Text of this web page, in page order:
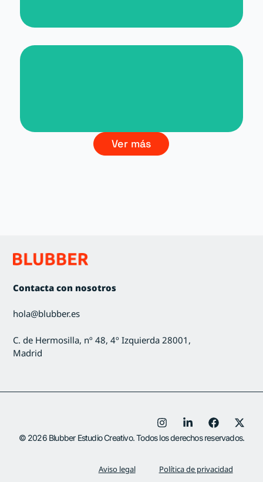
Ver más
Contacta con nosotros
hola@blubber.es
C. de Hermosilla, nº 48, 4º Izquierda 28001,
Madrid
© 2026 Blubber Estudio Creativo. Todos los derechos reservados.
Aviso legal Política de privacidad